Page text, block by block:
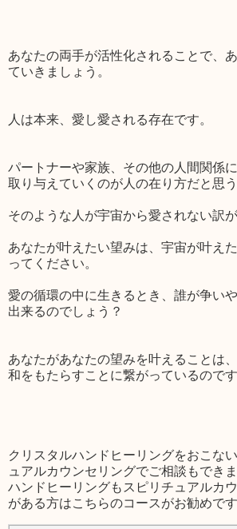
あなたの両手が活性化されることで、
ていきましょう。
人は本来、愛し愛される存在です。
パートナーや家族、その他の人間関係
取り与えていくのが人の在り方だと思う
そのような人が宇宙から愛されない訳が
あなたが叶えたい望みは、宇宙が叶え
ってください。
愛の循環の中に生きるとき、誰が争い
出来るのでしょう？
あなたがあなたの望みを叶えることは
和をもたらすことに繋がっているのです
クリスタルハンドヒーリングをおこな
ュアルカウンセリングでご相談もでき
ハンドヒーリングもスピリチュアルカ
がある方はこちらのコースがお勧めです